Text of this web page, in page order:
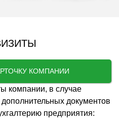
КОМПАНИИ
компании, в случае
документов
предприятия: